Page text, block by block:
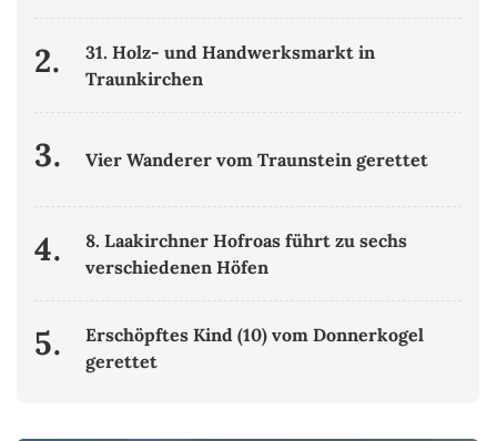
2.
31. Holz- und Handwerksmarkt in
Traunkirchen
3. Vier Wanderer vom Traunstein gerettet
4.
8. Laakirchner Hofroas führt zu sechs
verschiedenen Höfen
5.
Erschöpftes Kind (10) vom Donnerkogel
gerettet